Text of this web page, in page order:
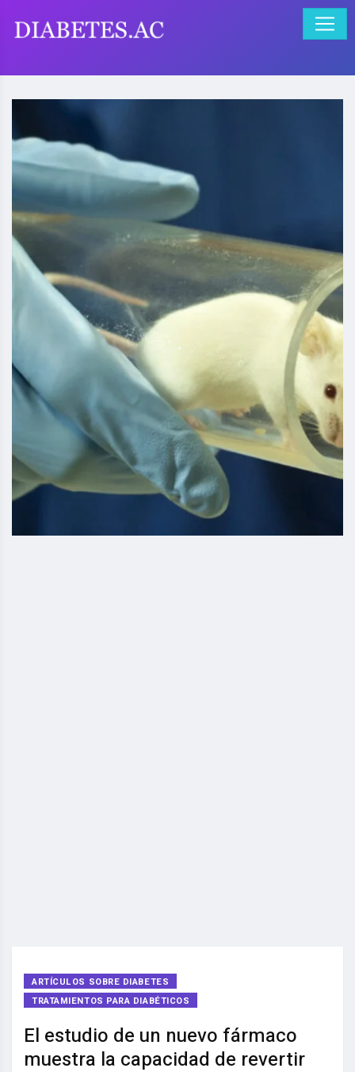
ARTÍCULOS SOBRE DIABETES
TRATAMIENTOS PARA DIABÉTICOS
El estudio de un nuevo fármaco
muestra la capacidad de revertir